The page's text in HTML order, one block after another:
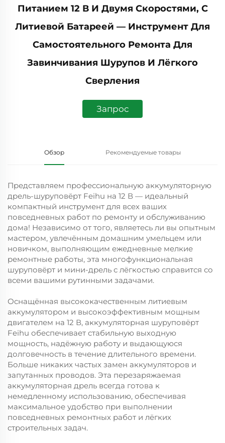
Питанием 12 В И Двумя Скоростями, С
Литиевой Батареей — Инструмент Для
Самостоятельного Ремонта Для
Завинчивания Шурупов И Лёгкого
Сверления
Запрос
Обзор Рекомендуемые товары
Представляем профессиональную аккумуляторную
дрель-шуруповёрт Feihu на 12 В — идеальный
компактный инструмент для всех ваших
повседневных работ по ремонту и обслуживанию
дома! Независимо от того, являетесь ли вы опытным
мастером, увлечённым домашним умельцем или
новичком, выполняющим ежедневные мелкие
ремонтные работы, эта многофункциональная
шуруповёрт и мини-дрель с лёгкостью справится со
всеми вашими рутинными задачами.
Оснащённая высококачественным литиевым
аккумулятором и высокоэффективным мощным
двигателем на 12 В, аккумуляторная шуруповёрт
Feihu обеспечивает стабильную выходную
мощность, надёжную работу и выдающуюся
долговечность в течение длительного времени.
Больше никаких частых замен аккумуляторов и
запутанных проводов. Эта перезаряжаемая
аккумуляторная дрель всегда готова к
немедленному использованию, обеспечивая
максимальное удобство при выполнении
повседневных ремонтных работ и лёгких
строительных задач.